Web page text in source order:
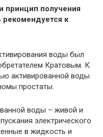
принцип получения
к
воды был
Кратовым. К
активированной воды
простаты.
воды – живой и
электрического
в жидкость и